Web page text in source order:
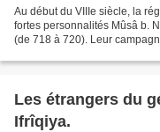
Au début du VIIIe siècle, la
fortes personnalités Mûsâ b.
(de 718 à 720). Leur
Les étrangers du
Ifrîqiya.